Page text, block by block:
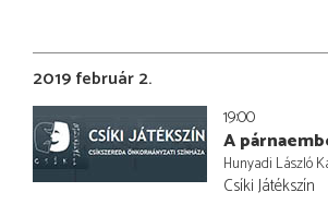
2019 február 2.
19:00
A
Hunyadi László
Csíki Játékszín